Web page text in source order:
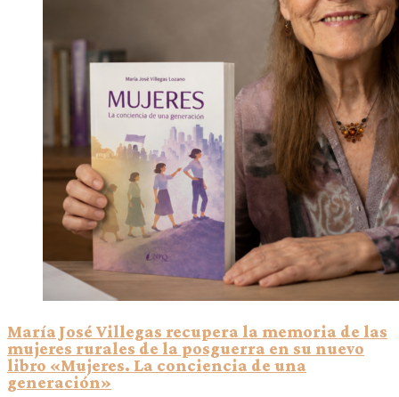
María José Villegas recupera la memoria de las
mujeres rurales de la posguerra en su nuevo
libro «Mujeres. La conciencia de una
generación»